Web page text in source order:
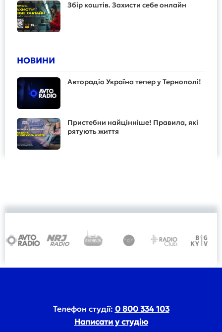
Збір коштів. Захисти себе онлайн
НОВИНИ
Авторадіо Україна тепер у Тернополі!
Пристебни найцінніше! Правила, які
рятують життя
Телефон студії: 0 800 334 103
Написати у студію